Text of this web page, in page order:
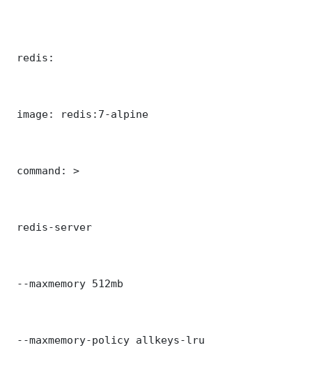
redis:
image: redis:7-alpine
command: >
redis-server
--maxmemory 512mb
--maxmemory-policy allkeys-lru